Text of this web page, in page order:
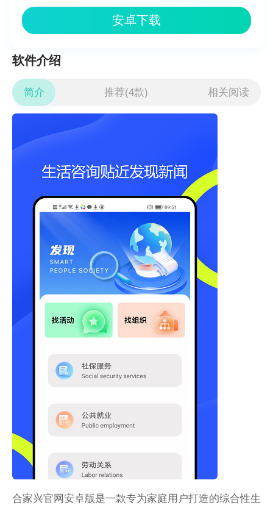
安卓下载
软件介绍
简介 推荐(4款) 相关阅读
合家兴官网安卓版是一款专为家庭用户打造的综合性生